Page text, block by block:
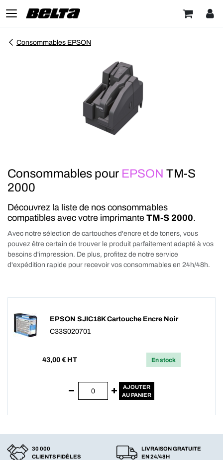
Consommables EPSON
Consommables pour EPSON TM-S
2000
Découvrez la liste de nos consommables
compatibles avec votre imprimante TM-S 2000.
Avec notre sélection de cartouches d'encre et de toners, vous
pouvez être certain de trouver le produit parfaitement adapté à vos
besoins d'impression. De plus, profitez de notre service
d'expédition rapide pour recevoir vos consommables en 24h/48h.
EPSON SJIC18K Cartouche Encre Noir
C33S020701
43,00 € HT En stock
AJOUTER
AU PANIER
30 000
CLIENTS FIDÈLES
LIVRAISON GRATUITE
EN 24/48H